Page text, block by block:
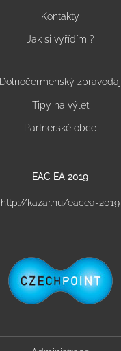
Kontakty
Jak si vyřídím ?
Dolnočermenský zpravodaj
Tipy na výlet
Partnerské obce
EAC EA 2019
http://kazar.hu/eacea-2019